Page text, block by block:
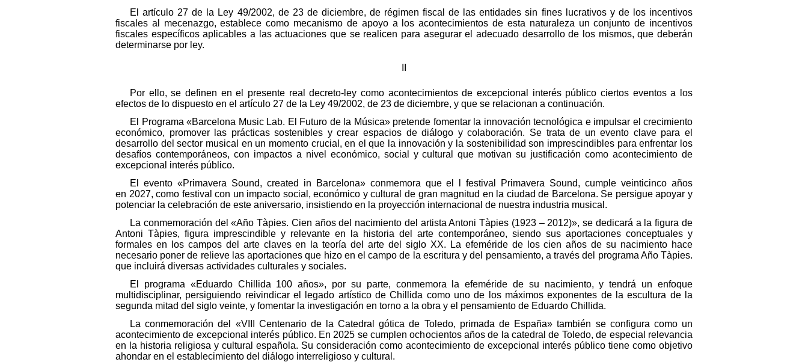
El artículo 27 de la Ley 49/2002, de 23 de diciembre, de régimen fiscal de las entidades sin fines lucrativos y de los incentivos
fiscales al mecenazgo, establece como mecanismo de apoyo a los acontecimientos de esta naturaleza un conjunto de incentivos
fiscales específicos aplicables a las actuaciones que se realicen para asegurar el adecuado desarrollo de los mismos, que deberán
determinarse por ley.
Por ello, se definen en el presente real decreto-ley como acontecimientos de excepcional interés público ciertos eventos a los
efectos de lo dispuesto en el artículo 27 de la Ley 49/2002, de 23 de diciembre, y que se relacionan a continuación.
El Programa «Barcelona Music Lab. El Futuro de la Música» pretende fomentar la innovación tecnológica e impulsar el crecimiento
económico, promover las prácticas sostenibles y crear espacios de diálogo y colaboración. Se trata de un evento clave para el
desarrollo del sector musical en un momento crucial, en el que la innovación y la sostenibilidad son imprescindibles para enfrentar los
desafíos contemporáneos, con impactos a nivel económico, social y cultural que motivan su justificación como acontecimiento de
excepcional interés público.
El evento «Primavera Sound, created in Barcelona» conmemora que el l festival Primavera Sound, cumple veinticinco años
en 2027, como festival con un impacto social, económico y cultural de gran magnitud en la ciudad de Barcelona. Se persigue apoyar y
potenciar la celebración de este aniversario, insistiendo en la proyección internacional de nuestra industria musical.
La conmemoración del «Año Tàpies. Cien años del nacimiento del artista Antoni Tàpies (1923 – 2012)», se dedicará a la figura de
Antoni Tàpies, figura imprescindible y relevante en la historia del arte contemporáneo, siendo sus aportaciones conceptuales y
formales en los campos del arte claves en la teoría del arte del siglo XX. La efeméride de los cien años de su nacimiento hace
necesario poner de relieve las aportaciones que hizo en el campo de la escritura y del pensamiento, a través del programa Año Tàpies.
que incluirá diversas actividades culturales y sociales.
El programa «Eduardo Chillida 100 años», por su parte, conmemora la efeméride de su nacimiento, y tendrá un enfoque
multidisciplinar, persiguiendo reivindicar el legado artístico de Chillida como uno de los máximos exponentes de la escultura de la
segunda mitad del siglo veinte, y fomentar la investigación en torno a la obra y el pensamiento de Eduardo Chillida.
La conmemoración del «VIII Centenario de la Catedral gótica de Toledo, primada de España» también se configura como un
acontecimiento de excepcional interés público. En 2025 se cumplen ochocientos años de la catedral de Toledo, de especial relevancia
en la historia religiosa y cultural española. Su consideración como acontecimiento de excepcional interés público tiene como objetivo
ahondar en el establecimiento del diálogo interreligioso y cultural.